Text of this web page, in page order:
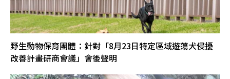
野生動物保育團體：針對「8月23日特定區域遊蕩犬侵擾
改善計畫研商會議」會後聲明